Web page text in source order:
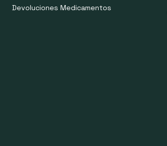
Devoluciones Medicamentos